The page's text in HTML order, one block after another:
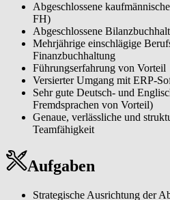
Abgeschlossene
FH)
Abgeschlossene
Mehrjährige einschlägige
Finanzbuchhaltung
Führungserfahrung von Vorteil
Versierter Umgang mit ERP-
Sehr gute Deutsch- und
Fremdsprachen von Vorteil)
Genaue, verlässliche und
Teamfähigkeit
Aufgaben
Strategische Ausrichtung der